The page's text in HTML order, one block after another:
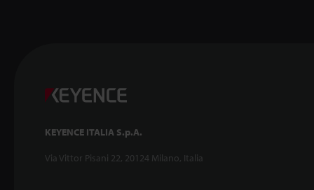
KEYENCE ITALIA S.p.A.
Via Vittor Pisani 22, 20124 Milano, Italia